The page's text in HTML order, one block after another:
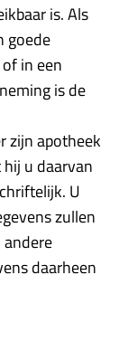
is. Als
goede
in een
is de
zijn apotheek
u daarvan
U
zullen
daarheen